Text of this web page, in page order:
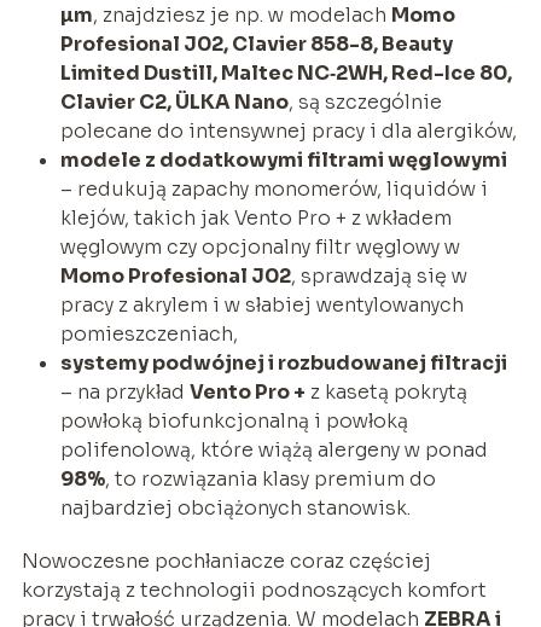
µm, znajdziesz je np. w modelach Momo
Profesional J02, Clavier 858-8, Beauty
Limited Dustill, Maltec NC‑2WH, Red-Ice 80,
Clavier C2, ÜLKA Nano, są szczególnie
polecane do intensywnej pracy i dla alergików,
modele z dodatkowymi filtrami węglowymi
– redukują zapachy monomerów, liquidów i
klejów, takich jak Vento Pro + z wkładem
węglowym czy opcjonalny filtr węglowy w
Momo Profesional J02, sprawdzają się w
pracy z akrylem i w słabiej wentylowanych
pomieszczeniach,
systemy podwójnej i rozbudowanej filtracji
– na przykład Vento Pro + z kasetą pokrytą
powłoką biofunkcjonalną i powłoką
polifenolową, które wiążą alergeny w ponad
98%, to rozwiązania klasy premium do
najbardziej obciążonych stanowisk.
Nowoczesne pochłaniacze coraz częściej
korzystają z technologii podnoszących komfort
pracy i trwałość urządzenia. W modelach ZEBRA i